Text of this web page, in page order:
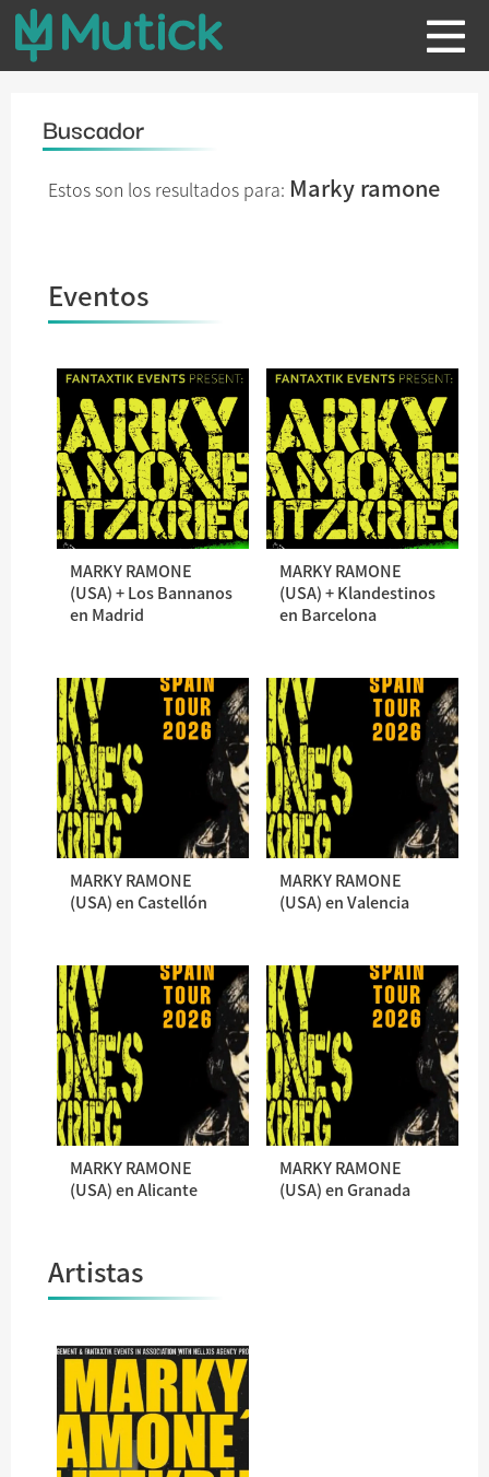
Buscador
Estos son los resultados para: Marky ramone
Eventos
MARKY RAMONE
(USA) + Los Bannanos
en Madrid
MARKY RAMONE
(USA) + Klandestinos
en Barcelona
MARKY RAMONE
(USA) en Castellón
MARKY RAMONE
(USA) en Valencia
MARKY RAMONE
(USA) en Alicante
MARKY RAMONE
(USA) en Granada
Artistas